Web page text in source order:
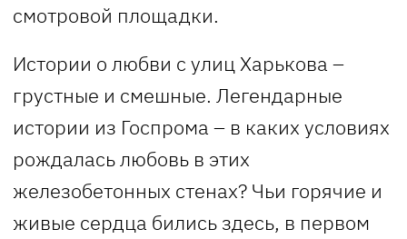
смотровой площадки.
Истории о любви с улиц Харькова –
грустные и смешные. Легендарные
истории из Госпрома – в каких условиях
рождалась любовь в этих
железобетонных стенах? Чьи горячие и
живые сердца бились здесь, в первом